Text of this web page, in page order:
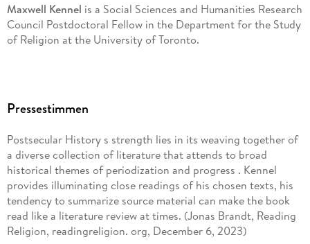
Maxwell Kennel is a Social Sciences and Humanities Research
Council Postdoctoral Fellow in the Department for the Study
of Religion at the University of Toronto.
Pressestimmen
Postsecular History s strength lies in its weaving together of
a diverse collection of literature that attends to broad
historical themes of periodization and progress . Kennel
provides illuminating close readings of his chosen texts, his
tendency to summarize source material can make the book
read like a literature review at times. (Jonas Brandt, Reading
Religion, readingreligion. org, December 6, 2023)